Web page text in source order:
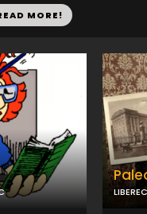
MORE!
LIBEREC